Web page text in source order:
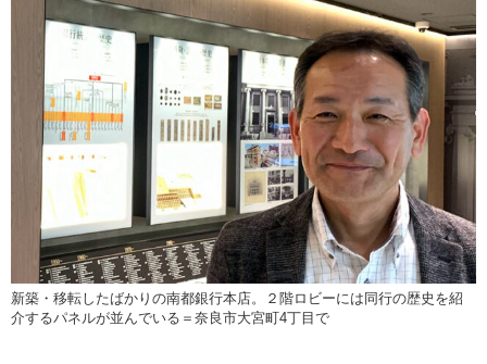
新築・移転したばかりの南都銀行本店。２階ロビーには同行の歴史を紹
介するパネルが並んでいる＝奈良市大宮町4丁目で